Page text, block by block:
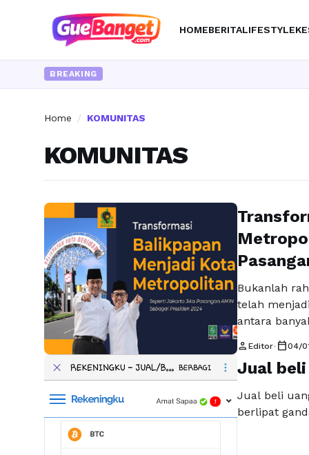
HOMEBERITALIFESTYLE
BREAKING
Home / KOMUNITAS
KOMUNITAS
Bukanlah
telah
antara
Jakarta
mustahil,
person Editor• calendar_today04/
Jual
Jual beli
berlipat